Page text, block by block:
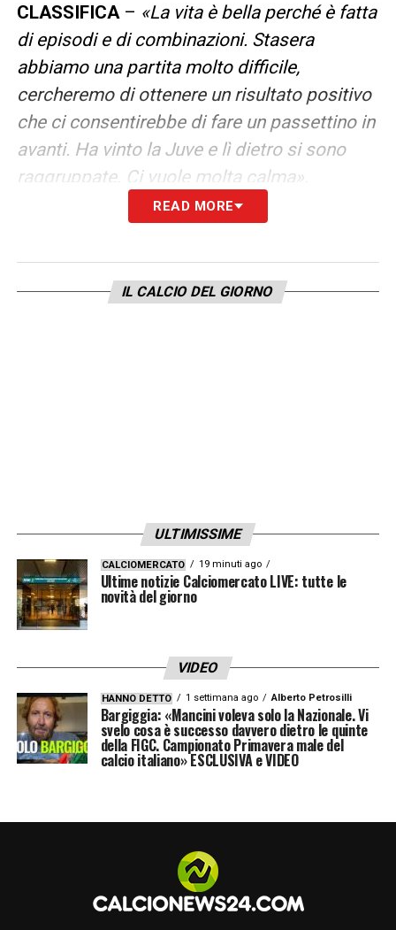
CLASSIFICA– «La vita è bella perché è fatta
di episodi e di combinazioni. Stasera
abbiamo una partita molto difficile,
cercheremo di ottenere un risultato positivo
che ci consentirebbe di fare un passettino in
avanti. Ha vinto la Juve e lì dietro si sono
raggruppate. Ci vuole molta calma».
MARCATURA PER MODRIC–«Credo più o
entrato alla fine la prima cosa che hanno
fatto è marcarlo a uomo. Bisogna essere
READ MORE
IL CALCIO DEL GIORNO
ULTIMISSIME
CALCIOMERCATO 19 minuti ago
Ultime notizie Calciomercato LIVE: tutte le
novità del giorno
VIDEO
HANNO DETTO 1 settimana ago Alberto Petrosilli
Bargiggia: «Mancini voleva solo la Nazionale. Vi
svelo cosa è successo davvero dietro le quinte
della FIGC. Campionato Primavera male del
calcio italiano» ESCLUSIVA e VIDEO